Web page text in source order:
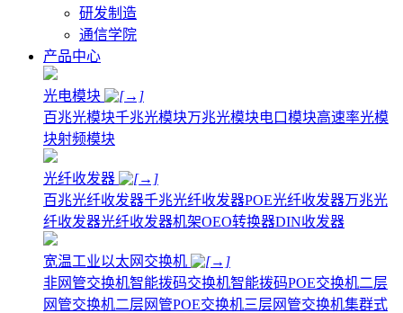
研发制造
通信学院
产品中心
光电模块
百兆光模块千兆光模块万兆光模块电口模块高速率光模
块射频模块
光纤收发器
百兆光纤收发器千兆光纤收发器POE光纤收发器万兆光
纤收发器光纤收发器机架OEO转换器DIN收发器
宽温工业以太网交换机
非网管交换机智能拨码交换机智能拨码POE交换机二层
网管交换机二层网管POE交换机三层网管交换机集群式